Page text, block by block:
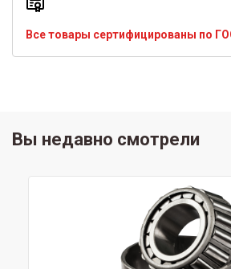
Все товары сертифицированы по
Вы недавно смотрели